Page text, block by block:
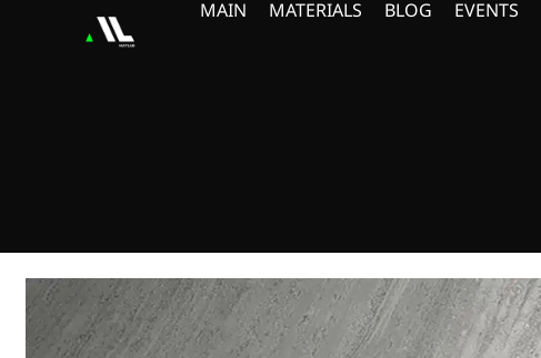
MAIN MATERIALS BLOG EVENTS